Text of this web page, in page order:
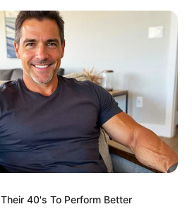
40's To Perform Better